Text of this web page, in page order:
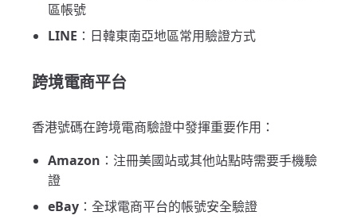
區帳號
LINE ：日韓東南亞地區常用驗證方式
跨境電商平台
香港號碼在跨境電商驗證中發揮重要作用：
Amazon ：注冊美國站或其他站點時需要手機驗
證
eBay ：全球電商平台的帳號安全驗證